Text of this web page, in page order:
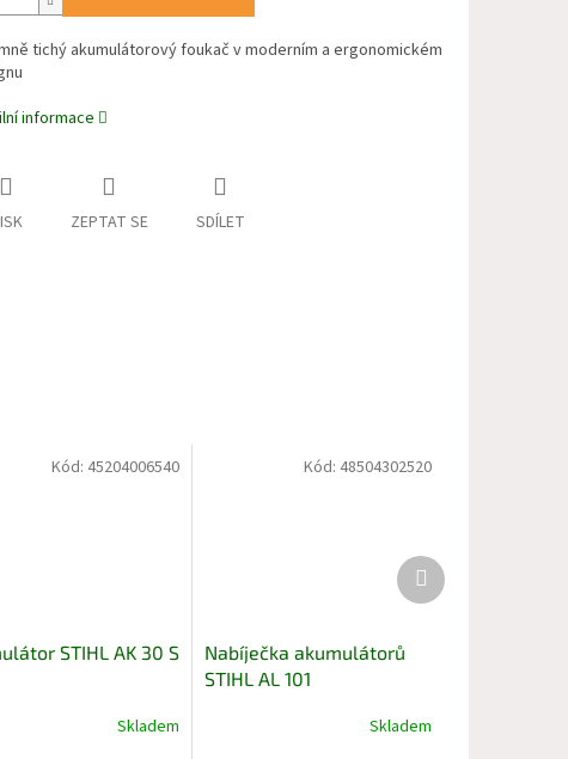
tichý akumulátorový foukač v moderním a ergonomickém
informace
ZEPTAT SE SDÍLET
STIHL AK 30 S
Skladem
Kód: 45204006540
Nabíječka akumulátorů
STIHL AL 101
Skladem
Kód: 48504302520
Další
produkt